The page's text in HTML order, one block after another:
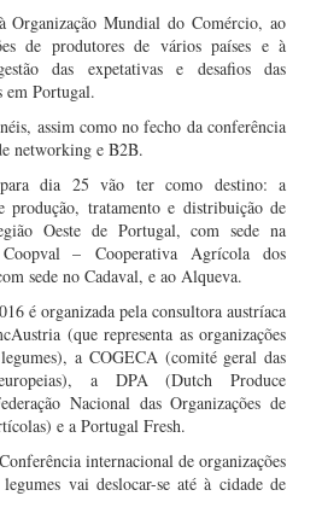
Organização Mundial do Comércio, ao
de produtores de vários países e à
das expetativas e desafios das
em Portugal.
assim como no fecho da conferência
networking e B2B.
para dia 25 vão ter como destino: a
produção, tratamento e distribuição de
Oeste de Portugal, com sede na
Coopval –Cooperativa Agrícola dos
sede no Cadaval, e ao Alqueva.
é organizada pela consultora austríaca
(que representa as organizações
a COGECA (comité geral das
a DPA (Dutch Produce
Nacional das Organizações de
e a Portugal Fresh.
Conferência internacional de organizações
vai deslocar-se até à cidade de